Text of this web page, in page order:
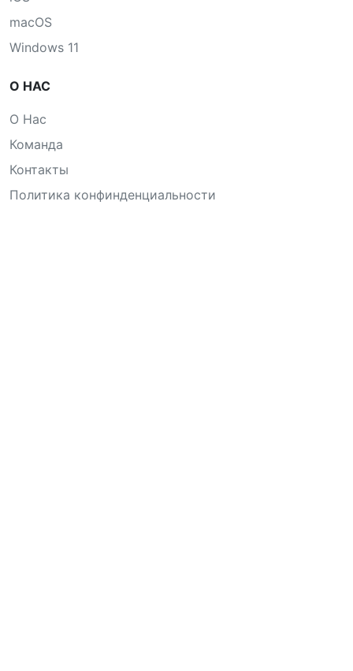
macOS
Windows 11
О НАС
О Нас
Команда
Контакты
Политика конфинденциальности